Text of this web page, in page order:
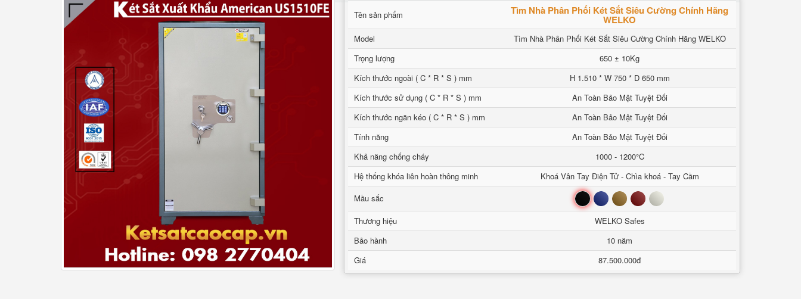
Tên sản phẩm Tìm Nhà Phân Phối Két Sắt Siêu Cường Chính Hãng
WELKO
Model
Tìm Nhà Phân Phối Két Sắt Siêu Cường Chính Hãng WELKO
Trọng lượng
650 ± 10Kg
Kích thước ngoài ( C * R * S ) mm
H 1.510 * W 750 * D 650 mm
Kích thước sử dụng ( C * R * S ) mm
An Toàn Bảo Mật Tuyệt Đối
Kích thước ngăn kéo ( C * R * S ) mm
An Toàn Bảo Mật Tuyệt Đối
Tính năng
An Toàn Bảo Mật Tuyệt Đối
Khả năng chống cháy
1000 - 1200°C
Hệ thống khóa liên hoàn thông minh
Khoá Vân Tay Điện Tử - Chìa khoá - Tay Cầm
Mầu sắc
Đen Xanh Nâu Đỏ Trắng
Thương hiệu
WELKO Safes
Bảo hành
10 năm
Giá
87.500.000đ